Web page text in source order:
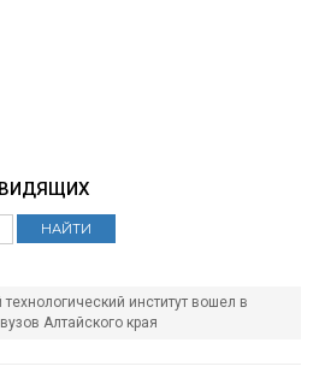
технологический институт вошел в
Алтайского края